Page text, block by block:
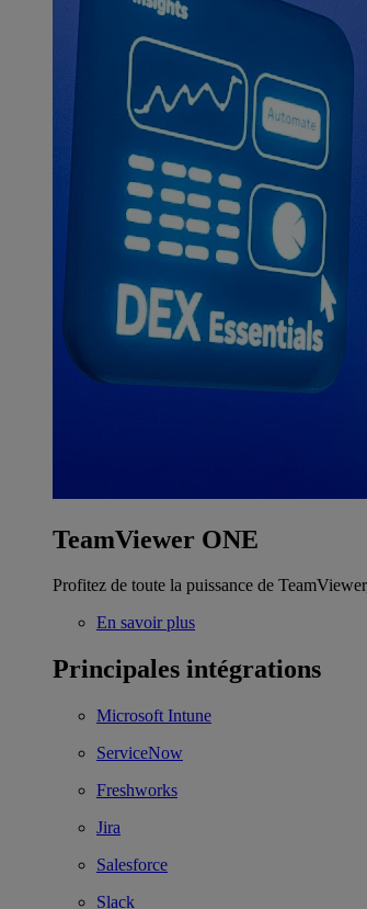
TeamViewer ONE
Profitez de toute la puissance de
En savoir plus
Principales intégrations
Microsoft Intune
ServiceNow
Freshworks
Jira
Salesforce
Slack